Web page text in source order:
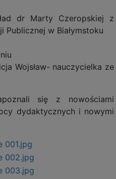
dr Marty Czeropskiej z
Publicznej w Białymstoku
Wojsław- nauczycielka ze
się z nowościami
dydaktycznych i nowymi